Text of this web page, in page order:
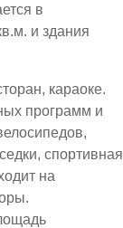
в
и здания
караоке.
программ и
спортивная
на